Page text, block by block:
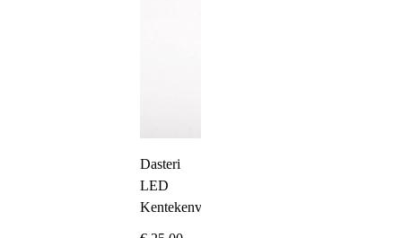
Dasteri
LED
Kentekenverlichting